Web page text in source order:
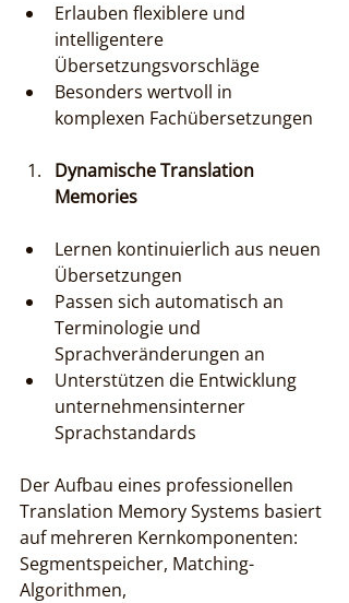
Erlauben flexiblere und
intelligentere
Übersetzungsvorschläge
Besonders wertvoll in
komplexen Fachübersetzungen
Dynamische Translation
Memories
Lernen kontinuierlich aus neuen
Übersetzungen
Passen sich automatisch an
Terminologie und
Sprachveränderungen an
Unterstützen die Entwicklung
unternehmensinterner
Sprachstandards
Der Aufbau eines professionellen
Translation Memory Systems basiert
auf mehreren Kernkomponenten:
Segmentspeicher, Matching-
Algorithmen,